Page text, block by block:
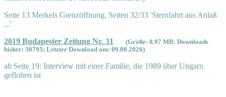
Seite 13 Merkels Grenzöffnung, Seiten 32/33 'Sternfahrt aus Anlaß
...'
2019 Budapester Zeitung Nr. 31
(Größe: 8.97 MB; Downloads
bisher: 30795; Letzter Download am: 09.08.2026)
ab Seite 19: Interview mit einer Familie, die 1989 über Ungarn
geflohen ist